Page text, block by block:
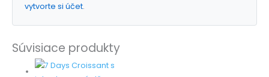
vytvorte si účet.
Súvisiace produkty